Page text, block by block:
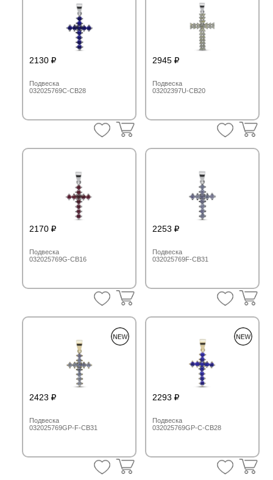
2945
Подвеска
03202397U-CB20
2130
Подвеска
032025769C-CB28
2253
Подвеска
032025769F-CB31
2170
Подвеска
032025769G-CB16
2293
Подвеска
032025769GP-C-CB28
2423
Подвеска
032025769GP-F-CB31